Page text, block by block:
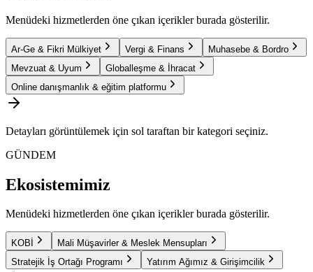
Menüdeki hizmetlerden öne çıkan içerikler burada gösterilir.
Ar-Ge & Fikri Mülkiyet Vergi & Finans
Muhasebe & Bordro
Mevzuat & Uyum
Globalleşme & İhracat
Online danışmanlık & eğitim platformu
Detayları görüntülemek için sol taraftan bir kategori seçiniz.
GÜNDEM
Ekosistemimiz
Menüdeki hizmetlerden öne çıkan içerikler burada gösterilir.
KOBİ
Mali Müşavirler & Meslek Mensupları
Stratejik İş Ortağı Programı
Yatırım Ağımız & Girişimcilik